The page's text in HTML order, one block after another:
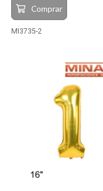
Comprar
MI3735-2